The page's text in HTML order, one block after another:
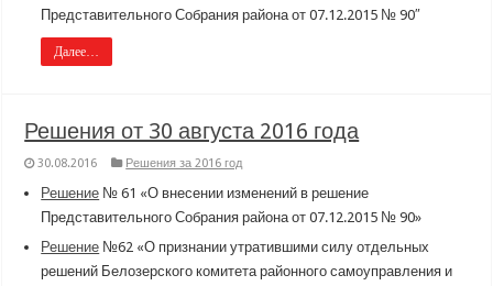
Представительного Собрания района от 07.12.2015 № 90″
Далее…
Решения от 30 августа 2016 года
30.08.2016 Решения за 2016 год
Решение № 61 «О внесении изменений в решение
Представительного Собрания района от 07.12.2015 № 90»
Решение №62 «О признании утратившими силу отдельных
решений Белозерского комитета районного самоуправления и